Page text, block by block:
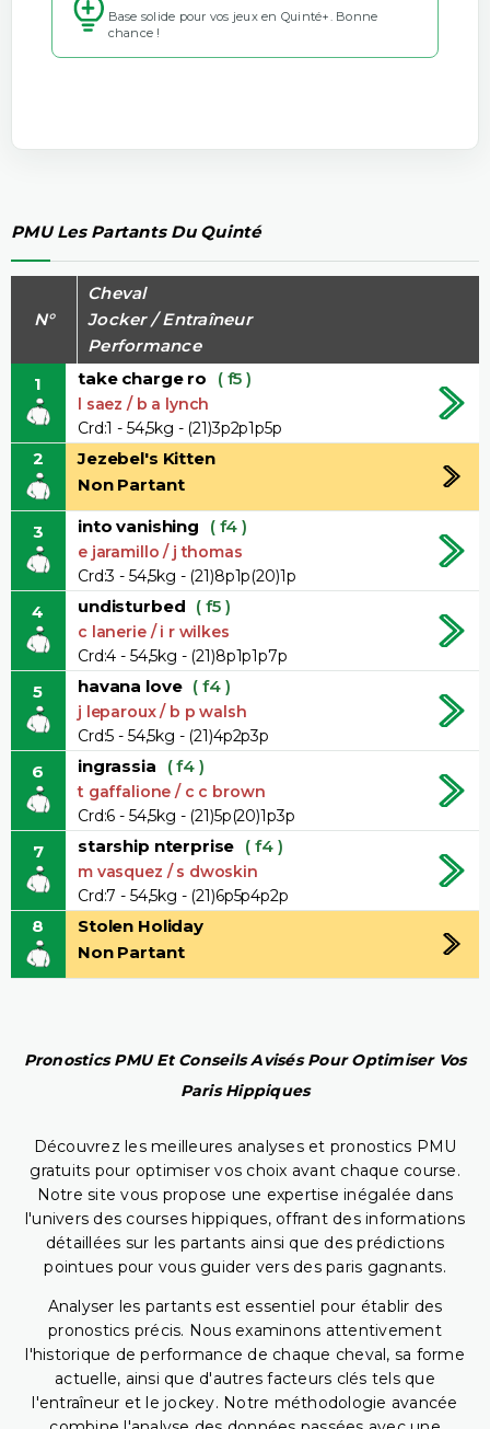
Base solide pour vos jeux en Quinté+. Bonne
chance !
PMU Les Partants Du Quinté
N°
Cheval
Jocker / Entraîneur
Performance
1
take charge ro ( f5 )
l saez / b a lynch
Crd:1 - 54,5kg - (21)3p2p1p5p
2
Jezebel's Kitten
Non Partant
3 into vanishing ( f4 )
e jaramillo / j thomas
Crd:3 - 54,5kg - (21)8p1p(20)1p
4 undisturbed ( f5 )
c lanerie / i r wilkes
Crd:4 - 54,5kg - (21)8p1p1p7p
5 havana love ( f4 )
j leparoux / b p walsh
Crd:5 - 54,5kg - (21)4p2p3p
6 ingrassia ( f4 )
t gaffalione / c c brown
Crd:6 - 54,5kg - (21)5p(20)1p3p
7 starship nterprise ( f4 )
m vasquez / s dwoskin
Crd:7 - 54,5kg - (21)6p5p4p2p
8
Stolen Holiday
Non Partant
Pronostics PMU Et Conseils Avisés Pour Optimiser Vos
Paris Hippiques
Découvrez les meilleures analyses et pronostics PMU
gratuits pour optimiser vos choix avant chaque course.
Notre site vous propose une expertise inégalée dans
l'univers des courses hippiques, offrant des informations
détaillées sur les partants ainsi que des prédictions
pointues pour vous guider vers des paris gagnants.
Analyser les partants est essentiel pour établir des
pronostics précis. Nous examinons attentivement
l'historique de performance de chaque cheval, sa forme
actuelle, ainsi que d'autres facteurs clés tels que
l'entraîneur et le jockey. Notre méthodologie avancée